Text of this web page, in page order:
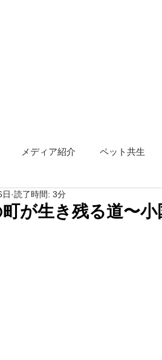
メディア紹介 ペット共生
ム スタッフ募集 グランピン
が生き残る道〜
読了時間: 3分